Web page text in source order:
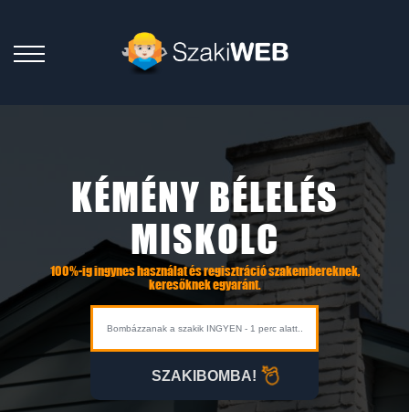
KÉMÉNY BÉLELÉS
MISKOLC
100%-ig ingynes használat és regisztráció szakembereknek,
keresőknek egyaránt.
SZAKIBOMBA!